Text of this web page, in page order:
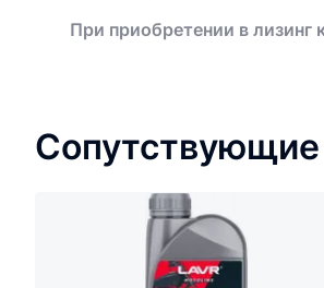
При приобретении в